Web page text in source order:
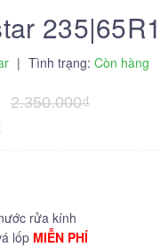
| Tình trạng: Còn hàng
2.350.000₫
rửa kính
lốp MIỄN PHÍ